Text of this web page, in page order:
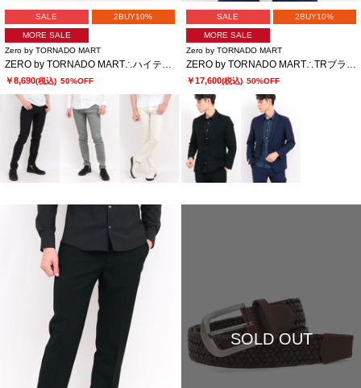
SALE 2BUY10%
MORE SALE
Zero by TORNADO MART
ZERO by TORNADO MART∴ハイテンションへリンボンスリム５ポケットパンツ
￥8,690(税込) 50%OFF
SALE 2BUY10%
MORE SALE
Zero by TORNADO MART
ZERO by TORNADO MART∴TRブライトストレッチジャカードジャケット
￥17,600(税込) 50%OFF
SOLD OUT